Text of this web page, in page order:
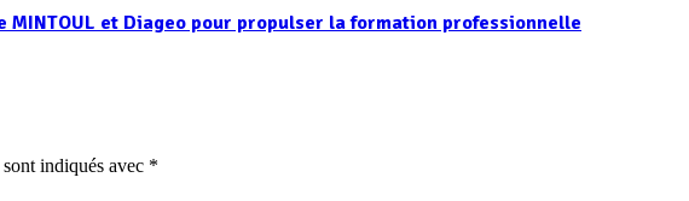
et Diageo pour propulser la formation professionnelle
indiqués avec *